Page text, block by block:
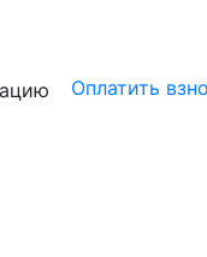
Оплатить